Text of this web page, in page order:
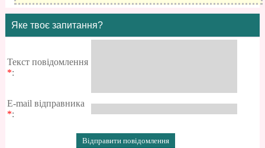
Яке твоє запитання?
Текст повідомлення
*:
E-mail відправника
*: